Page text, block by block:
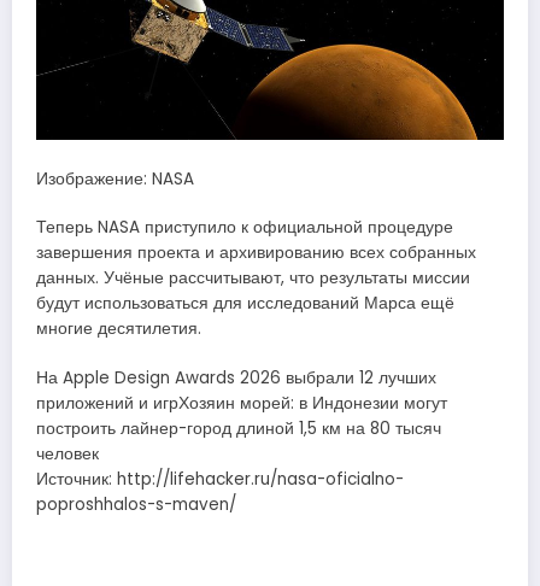
Изображение: NASA
Теперь NASA приступило к официальной процедуре
завершения проекта и архивированию всех собранных
данных. Учёные рассчитывают, что результаты миссии
будут использоваться для исследований Марса ещё
многие десятилетия.
На Apple Design Awards 2026 выбрали 12 лучших
приложений и игрХозяин морей: в Индонезии могут
построить лайнер-город длиной 1,5 км на 80 тысяч
человек
Источник: http://lifehacker.ru/nasa-oficialno-
poproshhalos-s-maven/